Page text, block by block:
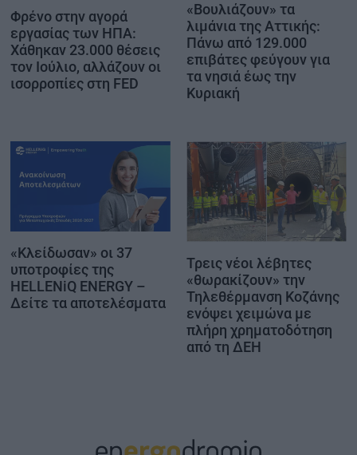
Φρένο στην αγορά
εργασίας των ΗΠΑ:
Χάθηκαν 23.000 θέσεις
τον Ιούλιο, αλλάζουν οι
ισορροπίες στη FED
«Βουλιάζουν» τα
λιμάνια της Αττικής:
Πάνω από 129.000
επιβάτες φεύγουν για
τα νησιά έως την
Κυριακή
«Κλείδωσαν» οι 37
υποτροφίες της
HELLENiQ ENERGY –
Δείτε τα αποτελέσματα
Τρεις νέοι λέβητες
«θωρακίζουν» την
Τηλεθέρμανση Κοζάνης
ενόψει χειμώνα με
πλήρη χρηματοδότηση
από τη ΔΕΗ